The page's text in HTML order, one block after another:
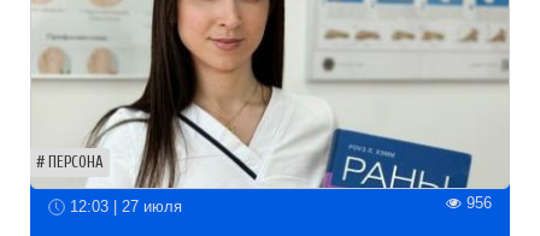
ПЕРСОНА
12:03 | 27 июля 956